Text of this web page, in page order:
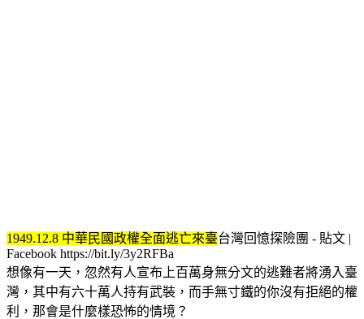
1949.12.8 中華民國政權全面逃亡來臺台灣回憶探險團 - 貼文 |
Facebook https://bit.ly/3y2RFBa
想像有一天，忽然有人宣布上百萬身無分文的逃難者將湧入臺
灣，其中有六十萬人持有武裝，而手無寸鐵的你沒有拒絕的權
利，那會是什麼樣恐怖的情境？